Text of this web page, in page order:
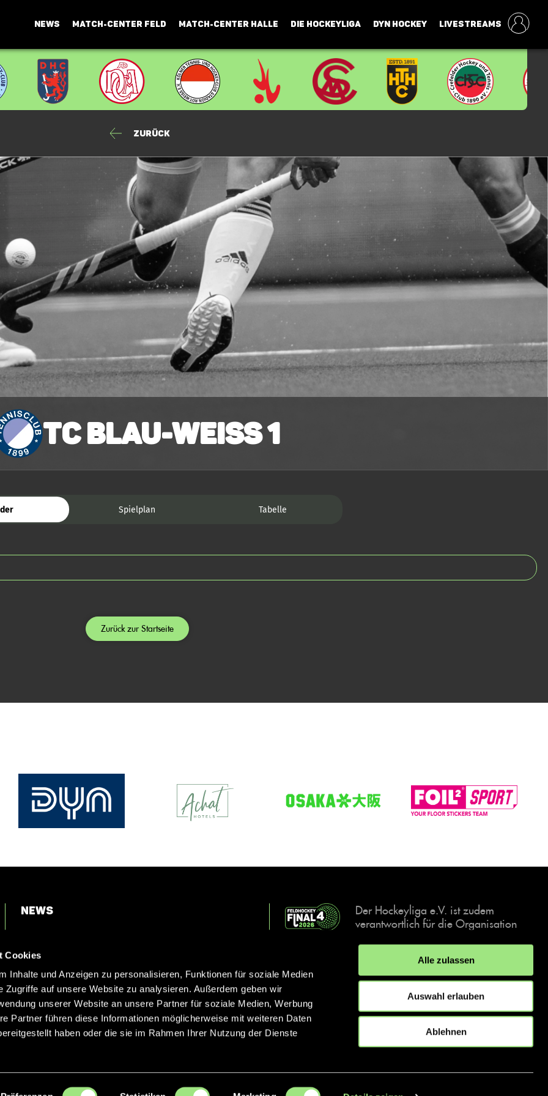
Cookies
Inhalte und Anzeigen zu personalisieren, Funktionen für soziale Medien
Zugriffe auf unsere Website zu analysieren. Außerdem geben wir
unserer Website an unsere Partner für soziale Medien, Werbung
Partner führen diese Informationen möglicherweise mit weiteren Daten
haben oder die sie im Rahmen Ihrer Nutzung der Dienste
Alle zulassen
Auswahl erlauben
Ablehnen
NEWS MATCH-CENTER FELD MATCH-CENTER HALLE DIE HOCKEYLIGA DYN HOCKEY LIVESTREAMS
Zurück
TC Blau-Weiss 1
Spielplan Tabelle
Zurück zur Startseite
News
Kontakt
Der Hockeyliga e.V. ist zudem
verantwortlich für die Organisation
Events, der deutschen Hockey-
Meisterschaften.
IMPRESSUM DATENSCHUTZERKLÄRUNG
© 2026 hockey.de